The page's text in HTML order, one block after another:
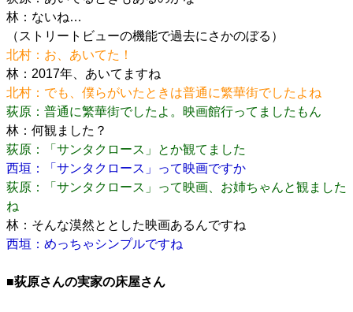
林：ないね…
（ストリートビューの機能で過去にさかのぼる）
北村：お、あいてた！
林：2017年、あいてますね
北村：でも、僕らがいたときは普通に繁華街でしたよね
荻原：普通に繁華街でしたよ。映画館行ってましたもん
林：何観ました？
荻原：「サンタクロース」とか観てました
西垣：「サンタクロース」って映画ですか
荻原：「サンタクロース」って映画、お姉ちゃんと観ました
ね
林：そんな漠然ととした映画あるんですね
西垣：めっちゃシンプルですね
■荻原さんの実家の床屋さん